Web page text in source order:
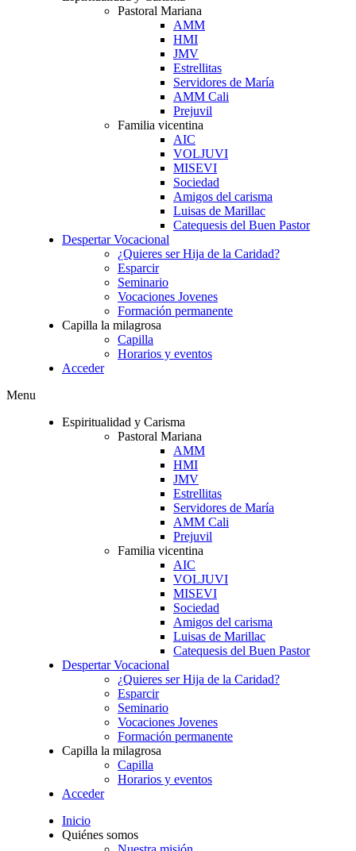
Pastoral Mariana
AMM
HMI
JMV
Estrellitas
Servidores de María
AMM Cali
Prejuvil
Familia vicentina
AIC
VOLJUVI
MISEVI
Sociedad
Amigos del carisma
Luisas de Marillac
Catequesis del Buen Pastor
Despertar Vocacional
¿Quieres ser Hija de la Caridad?
Esparcir
Seminario
Vocaciones Jovenes
Formación permanente
Capilla la milagrosa
Capilla
Horarios y eventos
Acceder
Menu
Espiritualidad y Carisma
Pastoral Mariana
AMM
HMI
JMV
Estrellitas
Servidores de María
AMM Cali
Prejuvil
Familia vicentina
AIC
VOLJUVI
MISEVI
Sociedad
Amigos del carisma
Luisas de Marillac
Catequesis del Buen Pastor
Despertar Vocacional
¿Quieres ser Hija de la Caridad?
Esparcir
Seminario
Vocaciones Jovenes
Formación permanente
Capilla la milagrosa
Capilla
Horarios y eventos
Acceder
Inicio
Quiénes somos